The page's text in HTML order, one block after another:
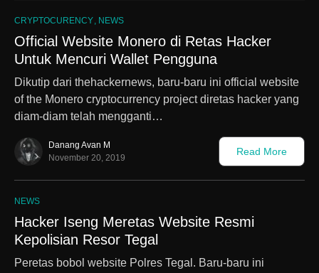
CRYPTOCURENCY NEWS
Official Website Monero di Retas Hacker
Untuk Mencuri Wallet Pengguna
Dikutip dari thehackernews, baru-baru ini official website
of the Monero cryptocurrency project diretas hacker yang
diam-diam telah mengganti…
Danang Avan M
November 20, 2019
Read More
NEWS
Hacker Iseng Meretas Website Resmi
Kepolisian Resor Tegal
Peretas bobol website Polres Tegal. Baru-baru ini